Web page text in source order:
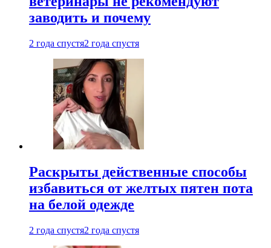
заводить и почему
2 года спустя2 года спустя
Раскрыты действенные способы
избавиться от желтых пятен пота
на белой одежде
2 года спустя2 года спустя